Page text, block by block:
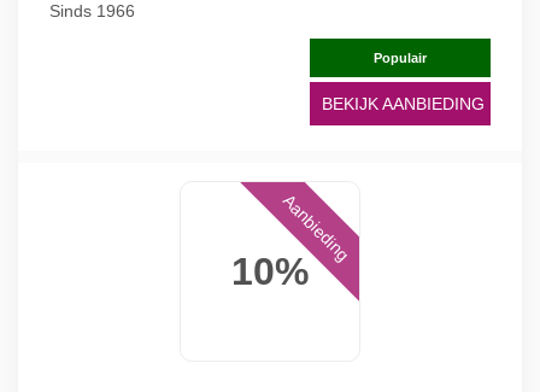
Sinds 1966
Populair
BEKIJK AANBIEDING
10%
Aanbieding